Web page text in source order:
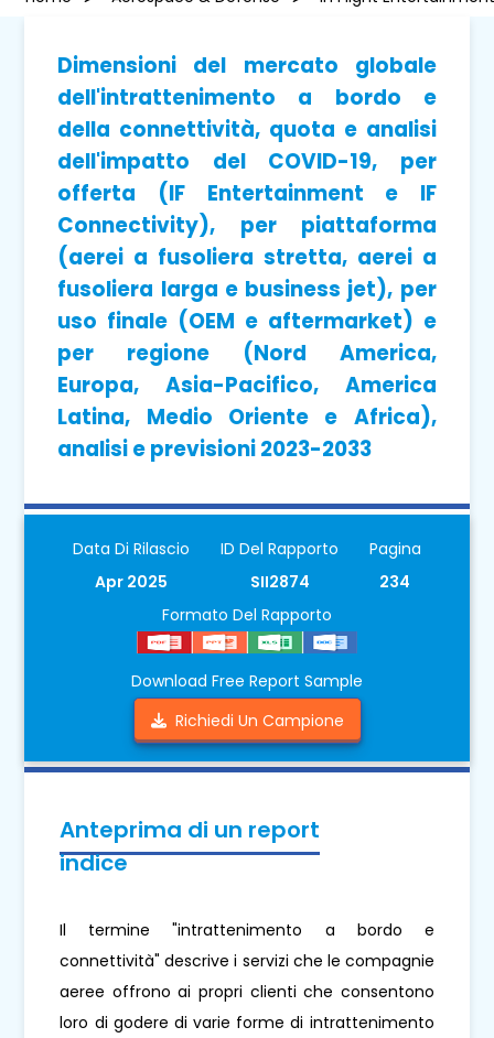
Dimensioni del mercato globale
dell'intrattenimento a bordo e
della connettività, quota e analisi
dell'impatto del COVID-19, per
offerta (IF Entertainment e IF
Connectivity), per piattaforma
(aerei a fusoliera stretta, aerei a
fusoliera larga e business jet), per
uso finale (OEM e aftermarket) e
per regione (Nord America,
Europa, Asia-Pacifico, America
Latina, Medio Oriente e Africa),
analisi e previsioni 2023-2033
Data Di Rilascio
Apr 2025
ID Del Rapporto
SII2874
Pagina
234
Formato Del Rapporto
Download Free Report Sample
Richiedi Un Campione
Anteprima di un report
indice
Il termine "intrattenimento a bordo e
connettività" descrive i servizi che le compagnie
aeree offrono ai propri clienti che consentono
loro di godere di varie forme di intrattenimento